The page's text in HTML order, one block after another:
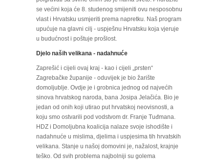
se većini koja će 8. studenog smijeniti ovu nesposobnu
vlast i Hrvatsku usmjeriti prema napretku. Naš program
upućuje na glavni cilj - uspješnu Hrvatsku koja vjeruje
u budućnost i poštuje prošlost.
Djelo naših velikana - nadahnuće
Zaprešić i cijeli ovaj kraj - kao i cijeli „prsten“
Zagrebačke županije - oduvijek je bio žarište
domoljublje. Ovdje je i grobnica jednog od najvećih
sinova hrvatskog naroda, bana Josipa Jelačića. Bio je
jedan od onih koji utirao put hrvatskoj neovisnosti, a
koju smo ostvarili pod vodstvom dr. Franje Tuđmana.
HDZ i Domoljubna koalicija nalaze svoje ishodište i
nadahnuće u mislima, djelima i uspjesima tih hrvatskih
velikana. Stanje u našoj domovini je, nažalost, krajnje
teško. Od svih problema najbolniji su golema